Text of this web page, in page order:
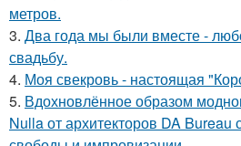
метров.
3. Два года мы были вместе -
свадьбу.
4. Моя свекровь - настоящая
5. Вдохновлённое образом
Nulla от архитекторов DA